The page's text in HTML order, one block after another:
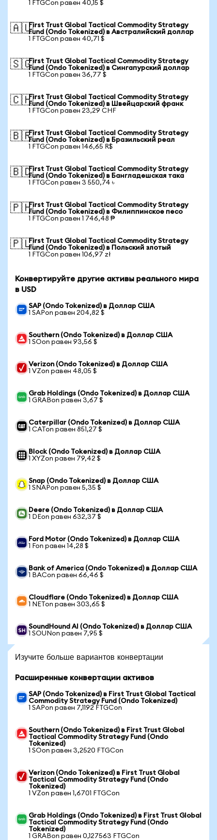
1 FTGCon равен 40,15 $
🇦🇺First Trust Global Tactical Commodity Strategy
Fund (Ondo Tokenized) в Австралийский доллар
1 FTGCon равен 40,71 $
🇸🇬First Trust Global Tactical Commodity Strategy
Fund (Ondo Tokenized) в Сингапурский доллар
1 FTGCon равен 36,77 $
🇨🇭First Trust Global Tactical Commodity Strategy
Fund (Ondo Tokenized) в Швейцарский франк
1 FTGCon равен 23,29 CHF
🇧🇷First Trust Global Tactical Commodity Strategy
Fund (Ondo Tokenized) в Бразильский реал
1 FTGCon равен 146,65 R$
🇧🇩First Trust Global Tactical Commodity Strategy
Fund (Ondo Tokenized) в Бангладешская така
1 FTGCon равен 3 550,74 ৳
🇵🇭First Trust Global Tactical Commodity Strategy
Fund (Ondo Tokenized) в Филиппинское песо
1 FTGCon равен 1 746,48 ₱
🇵🇱First Trust Global Tactical Commodity Strategy
Fund (Ondo Tokenized) в Польский злотый
1 FTGCon равен 106,97 zł
Конвертируйте другие активы реального мира
в USD
SAP (Ondo Tokenized) в Доллар США
1 SAPon равен 204,82 $
Southern (Ondo Tokenized) в Доллар США
1 SOon равен 93,56 $
Verizon (Ondo Tokenized) в Доллар США
1 VZon равен 48,05 $
Grab Holdings (Ondo Tokenized) в Доллар США
1 GRABon равен 3,67 $
Caterpillar (Ondo Tokenized) в Доллар США
1 CATon равен 851,27 $
Block (Ondo Tokenized) в Доллар США
1 XYZon равен 79,42 $
Snap (Ondo Tokenized) в Доллар США
1 SNAPon равен 5,35 $
Deere (Ondo Tokenized) в Доллар США
1 DEon равен 632,37 $
Ford Motor (Ondo Tokenized) в Доллар США
1 Fon равен 14,28 $
Bank of America (Ondo Tokenized) в Доллар США
1 BACon равен 66,46 $
Cloudflare (Ondo Tokenized) в Доллар США
1 NETon равен 303,65 $
SoundHound AI (Ondo Tokenized) в Доллар США
1 SOUNon равен 7,95 $
Изучите больше вариантов конвертации
Расширенные конвертации активов
SAP (Ondo Tokenized) в First Trust Global Tactical
Commodity Strategy Fund (Ondo Tokenized)
1 SAPon равен 7,1192 FTGCon
Southern (Ondo Tokenized) в First Trust Global
Tactical Commodity Strategy Fund (Ondo
Tokenized)
1 SOon равен 3,2520 FTGCon
Verizon (Ondo Tokenized) в First Trust Global
Tactical Commodity Strategy Fund (Ondo
Tokenized)
1 VZon равен 1,6701 FTGCon
Grab Holdings (Ondo Tokenized) в First Trust Global
Tactical Commodity Strategy Fund (Ondo
Tokenized)
1 GRABon равен 0,127563 FTGCon